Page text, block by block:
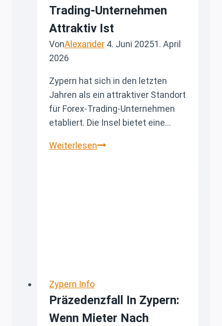
Trading-Unternehmen
Attraktiv Ist
VonAlexander 4. Juni 20251. April
2026
Zypern hat sich in den letzten
Jahren als ein attraktiver Standort
für Forex-Trading-Unternehmen
etabliert. Die Insel bietet eine…
WeiterlesenWarum
Zypern Info
Präzedenzfall In Zypern:
Wenn Mieter Nach